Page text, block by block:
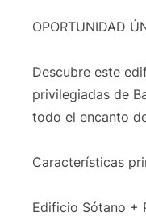
OPORTUNIDAD
Descubre este
privilegiadas de
todo el encanto
Características
Edificio Sótano +